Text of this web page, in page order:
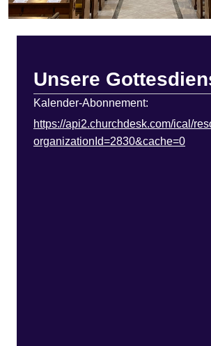
Unsere
Kalender-Abonnement:
https://api2.churchdesk.com/ical/
organizationId=2830&cache=0